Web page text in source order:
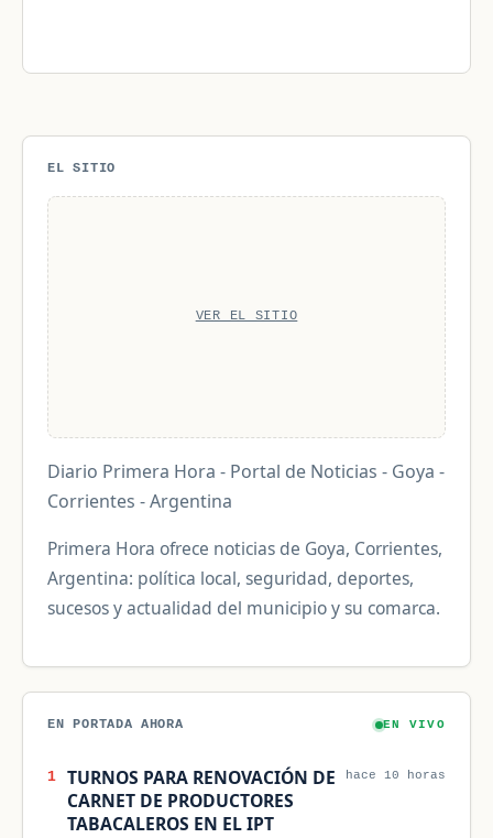
EL SITIO
VER EL SITIO
Diario Primera Hora - Portal de Noticias - Goya -
Corrientes - Argentina
Primera Hora ofrece noticias de Goya, Corrientes,
Argentina: política local, seguridad, deportes,
sucesos y actualidad del municipio y su comarca.
EN PORTADA AHORA EN VIVO
1
TURNOS PARA RENOVACIÓN DE
CARNET DE PRODUCTORES
TABACALEROS EN EL IPT
hace 10 horas